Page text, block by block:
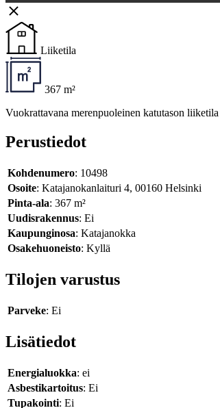
Liiketila
367 m²
Vuokrattavana merenpuoleinen katutason
Perustiedot
Kohdenumero: 10498
Osoite: Katajanokanlaituri 4, 00160 Helsinki
Pinta-ala: 367 m²
Uudisrakennus: Ei
Kaupunginosa: Katajanokka
Osakehuoneisto: Kyllä
Tilojen varustus
Parveke: Ei
Lisätiedot
Energialuokka: ei
Asbestikartoitus: Ei
Tupakointi: Ei